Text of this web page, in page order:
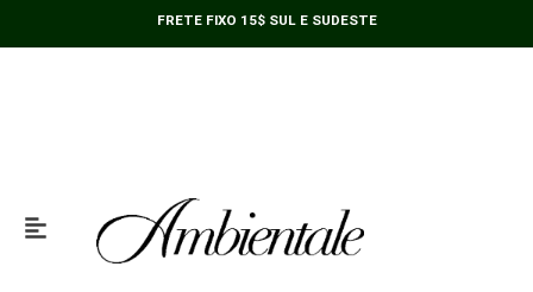
FRETE FIXO 15$ SUL E SUDESTE